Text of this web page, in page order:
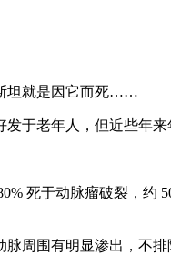
坦就是因它而死……
于老年人，但近些年来
死于动脉瘤破裂，约
周围有明显渗出，不